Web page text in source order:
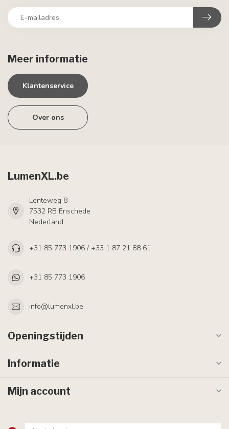
Meer informatie
Klantenservice
Over ons
LumenXL.be
Lenteweg 8
7532 RB Enschede
Nederland
+31 85 773 1906 / +33 1 87 21 88 61
+31 85 773 1906
info@lumenxl.be
Openingstijden
Informatie
Mijn account